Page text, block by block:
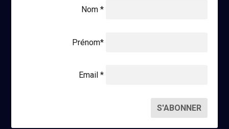
Nom *
Prénom*
Email *